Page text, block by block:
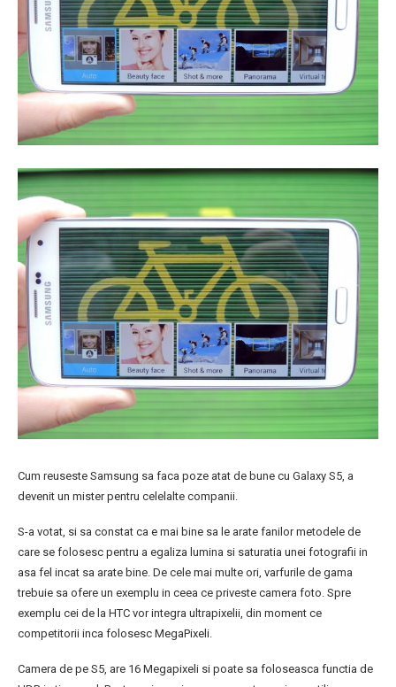
Cum reuseste Samsung sa faca poze atat de bune cu Galaxy S5, a
devenit un mister pentru celelalte companii.
S-a votat, si sa constat ca e mai bine sa le arate fanilor metodele de
care se folosesc pentru a egaliza lumina si saturatia unei fotografii in
asa fel incat sa arate bine. De cele mai multe ori, varfurile de gama
trebuie sa ofere un exemplu in ceea ce priveste camera foto. Spre
exemplu cei de la HTC vor integra ultrapixelii, din moment ce
competitorii inca folosesc MegaPixeli.
Camera de pe S5, are 16 Megapixeli si poate sa foloseasca functia de